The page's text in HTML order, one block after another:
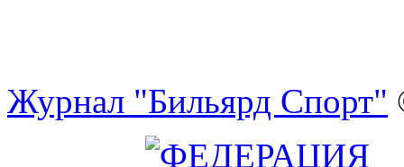
Журнал "Бильярд Спорт"